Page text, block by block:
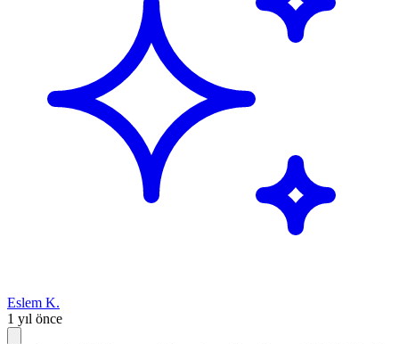
Eslem K.
1 yıl önce